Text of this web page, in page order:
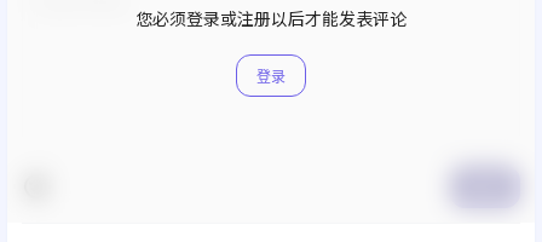
您必须登录或注册以后才能发表评论
登录